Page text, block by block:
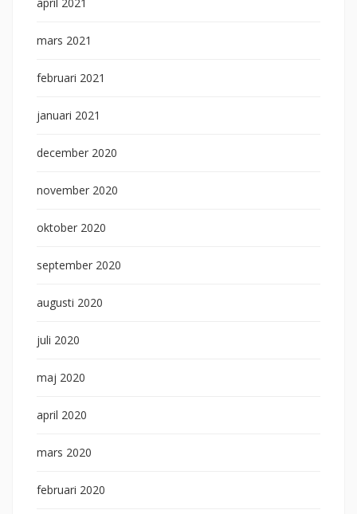
mars 2021
februari 2021
januari 2021
december 2020
november 2020
oktober 2020
september 2020
augusti 2020
juli 2020
maj 2020
april 2020
mars 2020
februari 2020